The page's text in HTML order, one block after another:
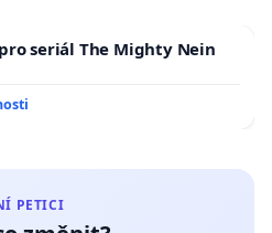
seriál The Mighty Nein
PETICI